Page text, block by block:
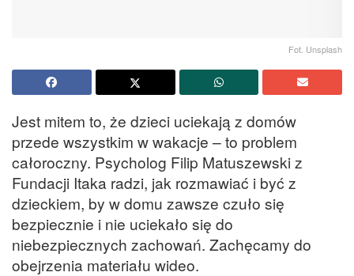
Fot. Unsplash
Jest mitem to, że dzieci uciekają z domów
przede wszystkim w wakacje – to problem
całoroczny. Psycholog Filip Matuszewski z
Fundacji Itaka radzi, jak rozmawiać i być z
dzieckiem, by w domu zawsze czuło się
bezpiecznie i nie uciekało się do
niebezpiecznych zachowań. Zachęcamy do
obejrzenia materiału wideo.